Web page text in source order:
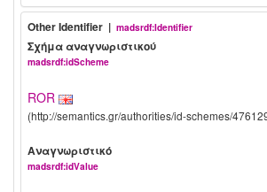
Other Identifier | madsrdf:Identifier
Σχήμα αναγνωριστικού
madsrdf:idScheme
ROR
(http://semantics.gr/authorities/id-schemes/
Αναγνωριστικό
madsrdf:idValue